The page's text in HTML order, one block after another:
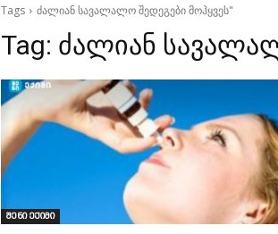
Tags ძალიან სავალალო შედეგები მოჰყვეს"
Tag: ძალიან
შენი ექიმი